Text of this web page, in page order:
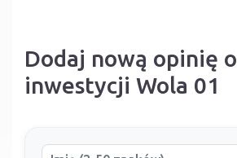
Dodaj nową opinię o
inwestycji Wola 01